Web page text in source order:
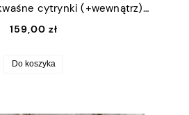
Filiżanka 300ml kwaśne cytrynki (+wewnątrz) ze złotym uszkiem
159,00 zł
Do koszyka